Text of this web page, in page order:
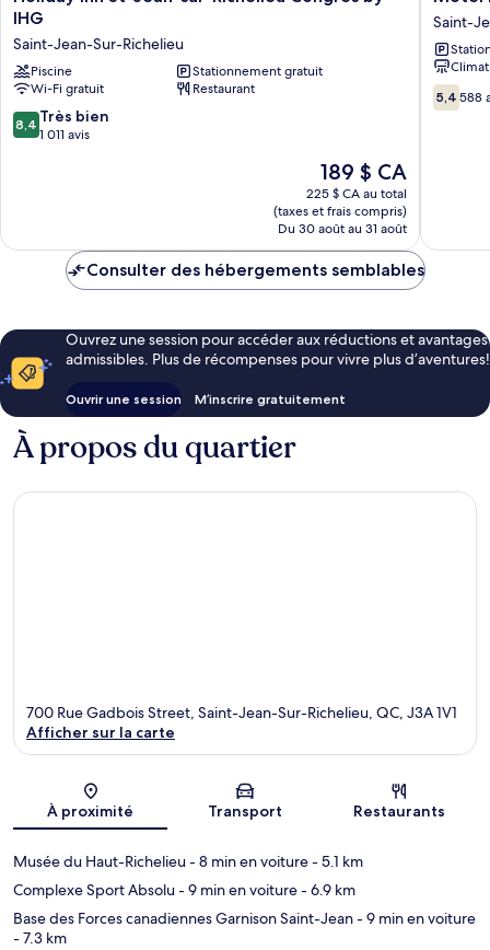
Inn
Jean-
sur-
Richelieu
Congrès
by
IHG
Saint-Jean-Sur-Richelieu
Piscine
Stationnement gratuit
Wi-Fi gratuit
Restaurant
8.4
sur
8,4 Très bien
1 011 avis
Le
prix
est
de
189 $ CA
189 $ CA
225 $ CA au total
(taxes et frais compris)
Du 30 août au 31 août
Iberville
Saint-
Jean-
Sur-
Saint-
5.4
sur
5,4 588
Consulter des hébergements semblables
Ouvrez une session pour accéder aux réductions et avantages
admissibles. Plus de récompenses pour vivre plus d’aventures!
Ouvrir une session M’inscrire gratuitement
À propos du quartier
Carte
700 Rue Gadbois Street, Saint-Jean-Sur-Richelieu, QC, J3A 1V1
Afficher sur la carte
À proximité Transport Restaurants
Musée du Haut-Richelieu- 8 min en voiture- 5.1 km
Complexe Sport Absolu- 9 min en voiture- 6.9 km
Base des Forces canadiennes Garnison Saint-Jean- 9 min en voiture
- 7.3 km